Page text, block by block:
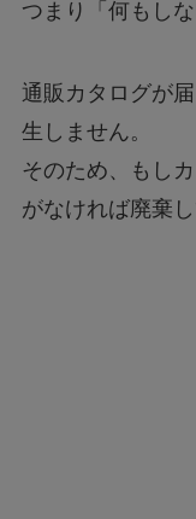
つまり「何もし
通販カタログが
生しません。
そのため、もし
がなければ廃棄